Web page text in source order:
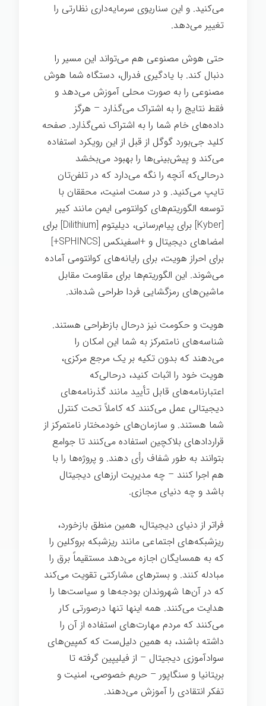
می‌کنید. و این سناریوی سرمایه‌داری نظارتی را
تغییر می‌دهد.
حتی هوش مصنوعی هم می‌تواند این مسیر را
دنبال کند. با یادگیری فدرال، دستگاه شما هوش
مصنوعی را به صورت محلی آموزش می‌دهد و
فقط نتایج را به اشتراک می‌گذارد – هرگز
داده‌های خام شما را به اشتراک نمی‌گذارد. صفحه
کلید جی‌بورد گوگل از قبل از این رویکرد استفاده
می‌کند و پیش‌بینی‌ها را بهبود می‌بخشد
درحالی‌که آنچه را نگه می‌دارد که در تلفن‌تان
تایپ می‌کنید. و در سمت امنیت، محققان با
توسعه الگوریتم‌های کوانتومی ایمن مانند کیبر
[Kyber] برای پیام‌رسانی، دیلیتوم [Dilithium] برای
امضاهای دیجیتال و +اسفینکس [SPHINCS+]
برای احراز هویت، برای رایانه‌های کوانتومی آماده
می‌شوند. این الگوریتم‌ها برای مقاومت مقابل
ماشین‌های رمزگشایی فردا طراحی شده‌اند.
هویت و حکومت نیز درحال بازطراحی هستند.
شناسه‌های نامتمرکز به شما این امکان را
می‌دهند که بدون تکیه بر یک مرجع مرکزی،
هویت خود را اثبات کنید، درحالی‌که
اعتبارنامه‌های قابل تأیید مانند گذرنامه‌های
دیجیتالی عمل می‌کنند که کاملاً تحت کنترل
شما هستند. و سازمان‌های خودمختار نامتمرکز از
قراردادهای بلاکچین استفاده می‌کنند تا جوامع
بتوانند به طور شفاف رأی دهند. و پروژه‌ها را با
هم اجرا کنند – چه مدیریت ارزهای دیجیتال
باشد و چه دنیای مجازی.
فراتر از دنیای دیجیتال، همین منطق بازخورد،
ریزشبکه‌های اجتماعی مانند ریزشبکه بروکلین را
که به همسایگان اجازه می‌دهد مستقیماً برق را
مبادله کنند. و بسترهای مشارکتی تقویت می‌کند
که در آن‌ها شهروندان بودجه‌ها و سیاست‌ها را
هدایت می‌کنند. همه اینها تنها درصورتی کار
می‌کنند که مردم مهارت‌های استفاده از آن را
داشته باشند، به همین دلیل‌ست که کمپین‌های
سوادآموزی دیجیتال – از فیلیپین گرفته تا
بریتانیا و سنگاپور – حریم خصوصی، امنیت و
تفکر انتقادی را آموزش می‌دهند.